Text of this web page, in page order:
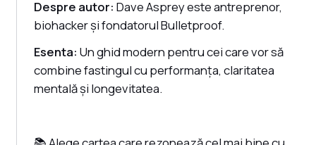
Despre autor: Dave Asprey este antreprenor,
biohacker și fondatorul Bulletproof.
Esenta: Un ghid modern pentru cei care vor să
combine fastingul cu performanța, claritatea
mentală și longevitatea.